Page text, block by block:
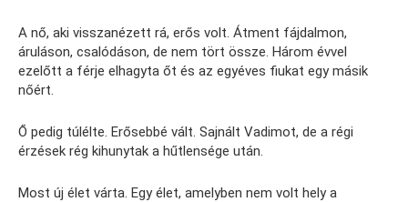
A nő, aki visszanézett rá, erős volt. Átment fájdalmon,
áruláson, csalódáson, de nem tört össze. Három évvel
ezelőtt a férje elhagyta őt és az egyéves fiukat egy másik
nőért.
Ő pedig túlélte. Erősebbé vált. Sajnált Vadimot, de a régi
érzések rég kihunytak a hűtlensége után.
Most új élet várta. Egy élet, amelyben nem volt hely a